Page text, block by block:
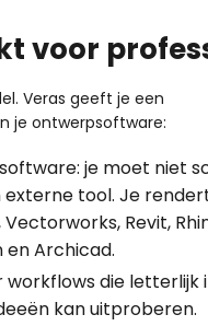
voor
Veras geeft je een
je ontwerpsoftware:
je moet niet
tool. Je
Revit,
en Archicad.
die letterlijk
kan uitproberen.